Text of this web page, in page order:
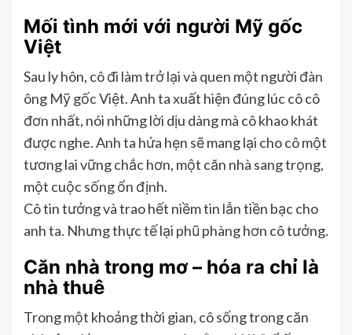
Mối tình mới với người Mỹ gốc
Việt
Sau ly hôn, cô đi làm trở lại và quen một người đàn
ông Mỹ gốc Việt. Anh ta xuất hiện đúng lúc cô cô
đơn nhất, nói những lời dịu dàng mà cô khao khát
được nghe. Anh ta hứa hẹn sẽ mang lại cho cô một
tương lai vững chắc hơn, một căn nhà sang trọng,
một cuộc sống ổn định.
Cô tin tưởng và trao hết niềm tin lẫn tiền bạc cho
anh ta. Nhưng thực tế lại phũ phàng hơn cô tưởng.
Căn nhà trong mơ – hóa ra chỉ là
nhà thuê
Trong một khoảng thời gian, cô sống trong căn